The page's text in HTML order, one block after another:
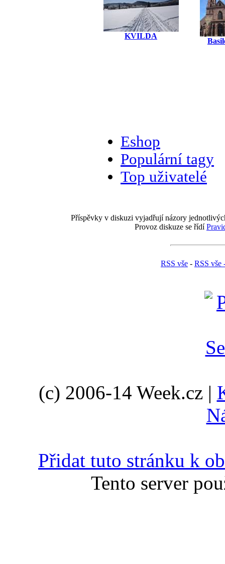
KVILDA
Eshop
Populární tagy
Top uživatelé
Příspěvky v diskuzi vyjadřují názory
Provoz diskuze se řídí
RSS vše - RSS vše
(c) 2006-14 Week.cz |
Přidat tuto stránku k
Tento server